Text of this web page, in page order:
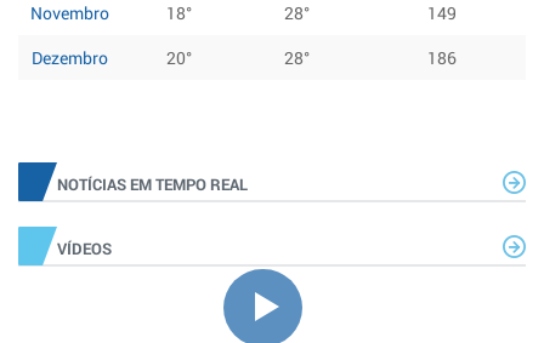
Novembro
18° 28°
149
Dezembro
20° 28° 186
NOTÍCIAS EM TEMPO REAL
VÍDEOS